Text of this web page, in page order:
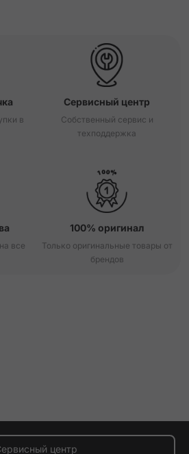
в
Сервисный центр
Собственный сервис и
техподдержка
все
100% оригинал
Только оригинальные товары от
брендов
центр